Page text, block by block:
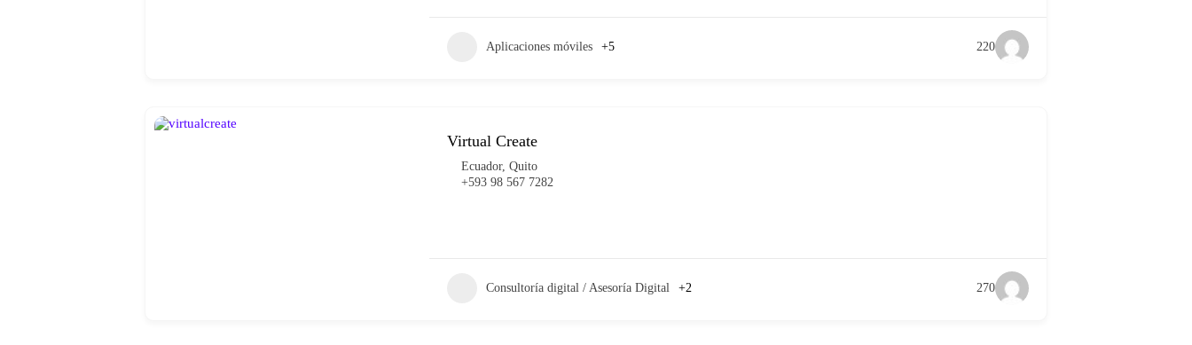
Aplicaciones móviles +5 220
Virtual Create
Ecuador, Quito
+593 98 567 7282
Consultoría digital / Asesoría Digital +2 270